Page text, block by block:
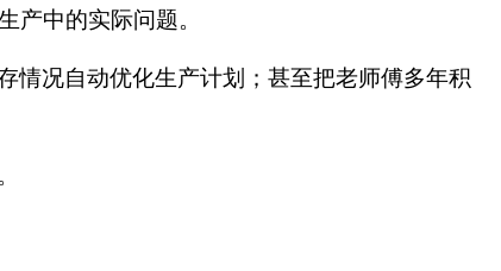
产中的实际问题。
情况自动优化生产计划；甚至把老师傅多年积